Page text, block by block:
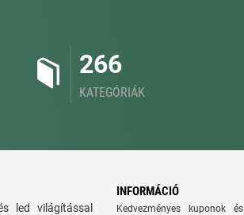
266
KATEGÓRIÁK
led világítással
INFORMÁCIÓ
Kedvezményes kuponok és